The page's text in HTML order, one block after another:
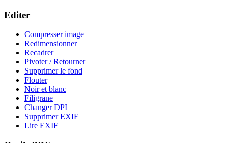
Editer
Compresser image
Redimensionner
Recadrer
Pivoter / Retourner
Supprimer le fond
Flouter
Noir et blanc
Filigrane
Changer DPI
Supprimer EXIF
Lire EXIF